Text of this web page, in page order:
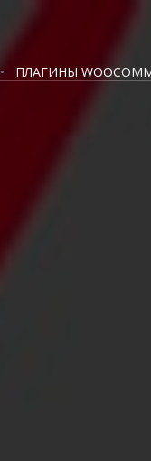
ПЛАГИНЫ